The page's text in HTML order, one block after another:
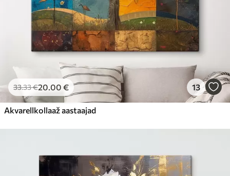
33.33€20.00 € 13
Akvarellkollaaž aastaajad